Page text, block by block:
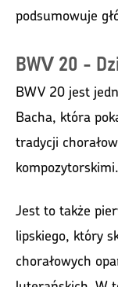
podsumowuje
BWV 20 -
BWV 20 jest
Bacha, która
tradycji
kompozytorskimi.
Jest to także
lipskiego, który
chorałowych